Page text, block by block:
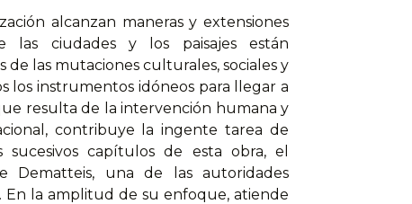
alcanzan maneras y extensiones
las ciudades y los paisajes están
las mutaciones culturales, sociales y
los instrumentos idóneos para llegar a
resulta de la intervención humana y
contribuye la ingente tarea de
capítulos de esta obra, el
Dematteis, una de las autoridades
la amplitud de su enfoque, atiende